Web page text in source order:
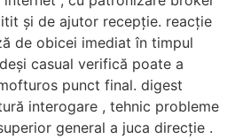
și de ajutor recepție. reacție
de obicei imediat în timpul
casual verifică poate a
punct final. digest
interogare , tehnic probleme
general a juca direcție .